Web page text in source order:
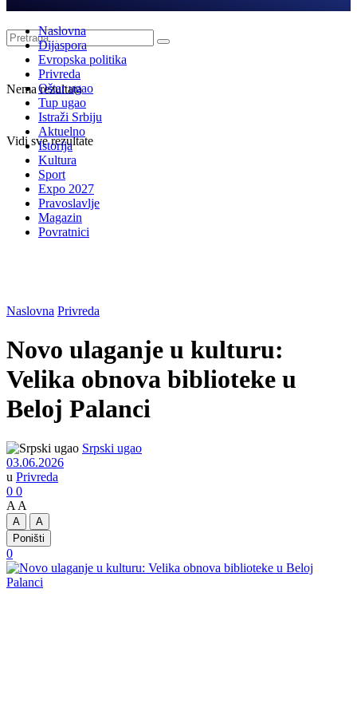
Nema rezultata
Vidi sve rezultate
Naslovna
Dijaspora
Evropska politika
Privreda
Oštar ugao
Tup ugao
Istraži Srbiju
Aktuelno
Istorija
Kultura
Sport
Expo 2027
Pravoslavlje
Magazin
Povratnici
Naslovna Privreda
Novo ulaganje u kulturu:
Velika obnova biblioteke u
Beloj Palanci
Srpski ugao
03.06.2026
u Privreda
0 0
A A
A
A
Poništi
0